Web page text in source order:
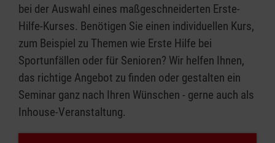
bei der Auswahl eines maßgeschneiderten Erste-
Hilfe-Kurses. Benötigen Sie einen individuellen Kurs,
zum Beispiel zu Themen wie Erste Hilfe bei
Sportunfällen oder für Senioren? Wir helfen Ihnen,
das richtige Angebot zu finden oder gestalten ein
Seminar ganz nach Ihren Wünschen - gerne auch als
Inhouse-Veranstaltung.